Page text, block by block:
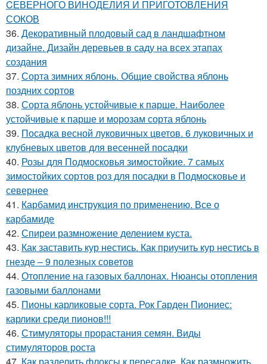
CЕВЕРНОГО ВИНОДЕЛИЯ И ПРИГОТОВЛЕНИЯ
СОКОВ
36. Декоративный плодовый сад в ландшафтном
дизайне. Дизайн деревьев в саду на всех этапах
создания
37. Сорта зимних яблонь. Общие свойства яблонь
поздних сортов
38. Сорта яблонь устойчивые к парше. Наиболее
устойчивые к парше и морозам сорта яблонь
39. Посадка весной луковичных цветов. 6 луковичных и
клубневых цветов для весенней посадки
40. Розы для Подмосковья зимостойкие. 7 самых
зимостойких сортов роз для посадки в Подмосковье и
севернее
41. Карбамид инструкция по применению. Все о
карбамиде
42. Спиреи размножение делением куста.
43. Как заставить кур нестись. Как приучить кур нестись в
гнезде – 9 полезных советов
44. Отопление на газовых баллонах. Нюансы отопления
газовыми баллонами
45. Пионы карликовые сорта. Рок Гарден Пиониес:
карлики среди пионов!!!
46. Стимуляторы прорастания семян. Виды
стимуляторов роста